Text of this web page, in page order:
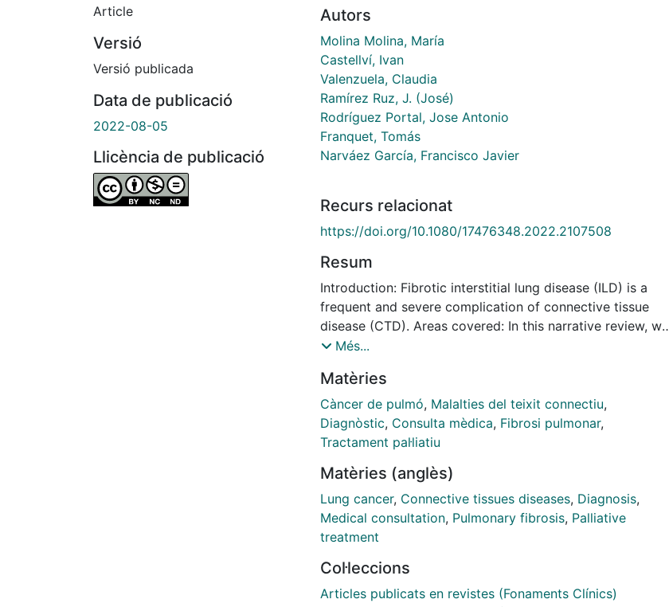
Article
Versió
Versió publicada
Data de publicació
2022-08-05
Llicència de publicació
Autors
Molina Molina, María
Castellví, Ivan
Valenzuela, Claudia
Ramírez Ruz, J. (José)
Rodríguez Portal, Jose Antonio
Franquet, Tomás
Narváez García, Francisco Javier
Recurs relacionat
https://doi.org/10.1080/17476348.2022.2107508
Resum
Introduction: Fibrotic interstitial lung disease (ILD) is a
frequent and severe complication of connective tissue
disease (CTD). Areas covered: In this narrative review, we
update the most relevant differential characteristics of
a diagnostic and therapeutic approach based on a review
of the articles published between 2002 and 2022 through
PubMed. Expert opinion: The subset of ILD, mainly the
radiological/histological pattern and the degree of fibrotic
therapeutic strategy for these patients. Some patients
with CTD-ILD can develop progressive pulmonary fibrosis
(PPF) with severe deterioration of lung function, rapid
progression to chronic respiratory failure, and high
in systemic sclerosis and rheumatoid arthritis, and
requires a multidisciplinary diagnostic and therapeutic
Més...
Matèries
Càncer de pulmó, Malalties del teixit connectiu,
Diagnòstic, Consulta mèdica, Fibrosi pulmonar,
Tractament pal·liatiu
Matèries (anglès)
Lung cancer, Connective tissues diseases, Diagnosis,
Medical consultation, Pulmonary fibrosis, Palliative
treatment
Col·leccions
Articles publicats en revistes (Fonaments Clínics)